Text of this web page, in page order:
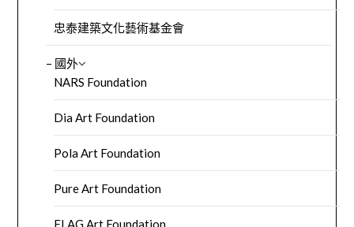
忠泰建築文化藝術基金會
– 國外
NARS Foundation
Dia Art Foundation
Pola Art Foundation
Pure Art Foundation
FLAG Art Foundation